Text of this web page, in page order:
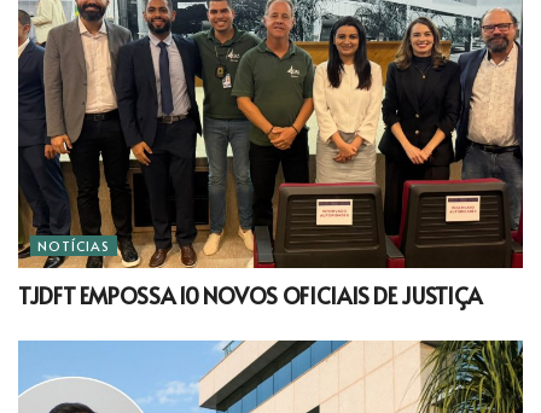
NOTÍCIAS
TJDFT EMPOSSA 10 NOVOS OFICIAIS DE JUSTIÇA